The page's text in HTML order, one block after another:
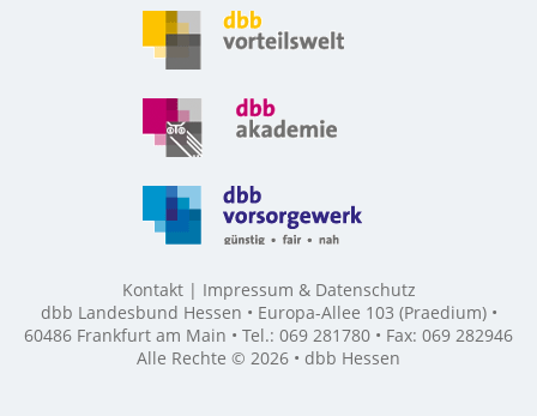
Kontakt
Impressum & Datenschutz
dbb Landesbund Hessen • Europa-Allee 103 (Praedium) •
60486 Frankfurt am Main • Tel.: 069 281780 • Fax: 069 282946
Alle Rechte © 2026 • dbb Hessen